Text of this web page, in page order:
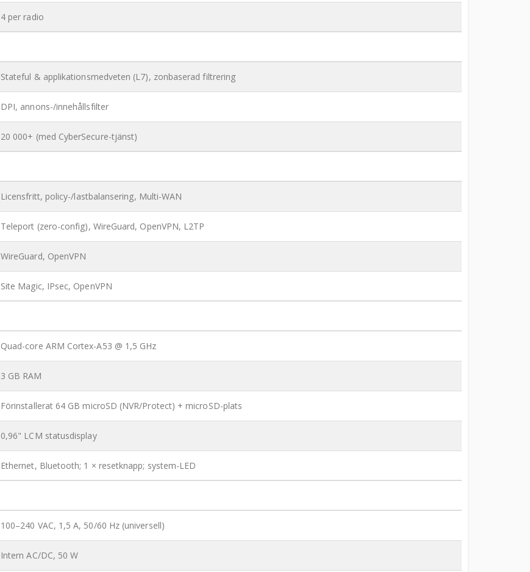
4 per radio
Stateful & applikationsmedveten (L7), zonbaserad filtrering
DPI, annons-/innehållsfilter
20 000+ (med CyberSecure-tjänst)
Licensfritt, policy-/lastbalansering, Multi-WAN
Teleport (zero-config), WireGuard, OpenVPN, L2TP
WireGuard, OpenVPN
Site Magic, IPsec, OpenVPN
Quad-core ARM Cortex-A53 @ 1,5 GHz
3 GB RAM
Förinstallerat 64 GB microSD (NVR/Protect) + microSD-plats
0,96" LCM statusdisplay
Ethernet, Bluetooth; 1 × resetknapp; system-LED
100–240 VAC, 1,5 A, 50/60 Hz (universell)
Intern AC/DC, 50 W